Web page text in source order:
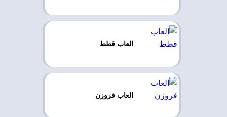
العاب قطط
العاب فروزن